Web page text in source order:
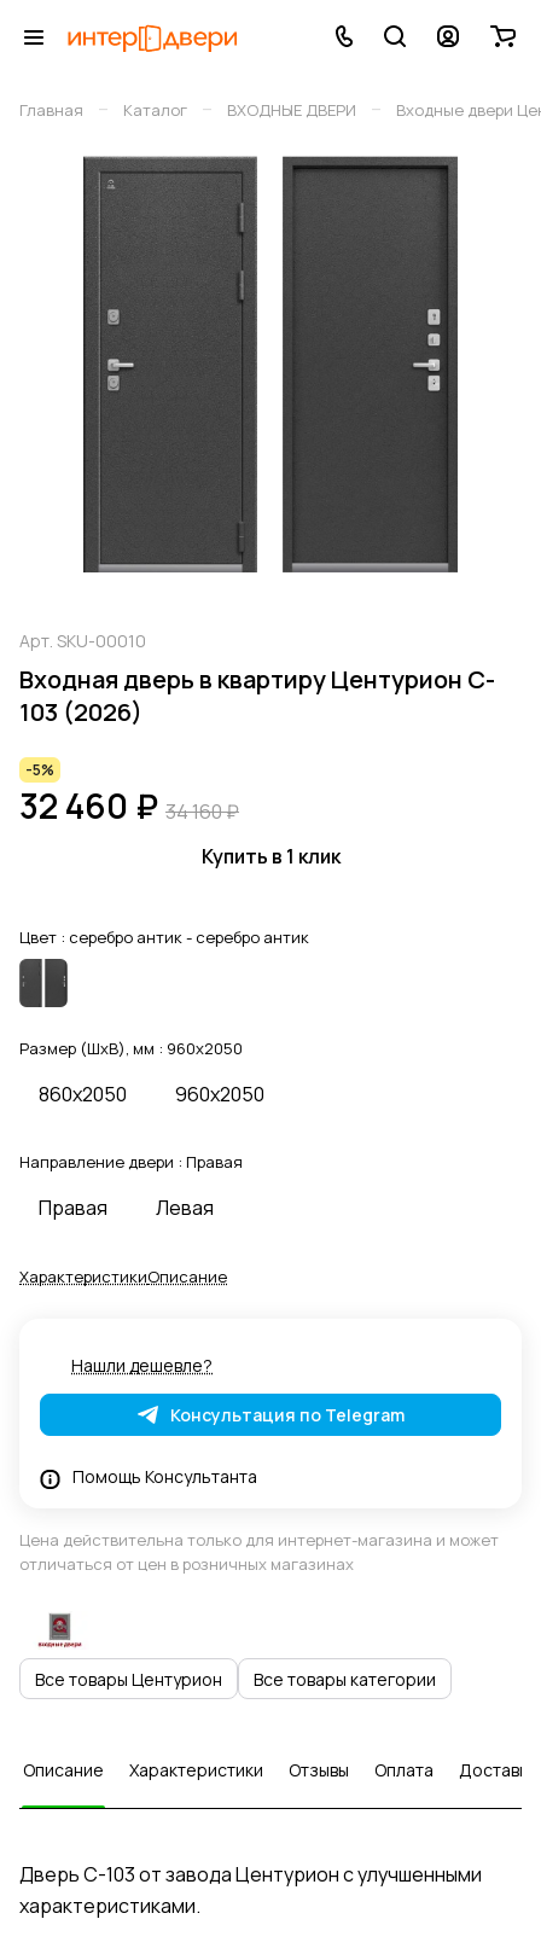
Главная – Каталог – ВХОДНЫЕ ДВЕРИ – Входные двери
Арт. SKU-00010
Входная дверь в квартиру Центурион C-
103 (2026)
-5%
32 460 ₽ 34 160 ₽
Купить в 1 клик
Цвет : серебро антик - серебро антик
Размер (ШхВ), мм : 960x2050
860x2050 960x2050
Направление двери : Правая
Правая Левая
ХарактеристикиОписание
Нашли дешевле?
Консультация по Telegram
Помощь Консультанта
Цена действительна только для интернет-магазина и может
отличаться от цен в розничных магазинах
Все товары Центурион Все товары категории
Описание Характеристики Отзывы Оплата Доставка
Дверь С-103 от завода Центурион с улучшенными
характеристиками.